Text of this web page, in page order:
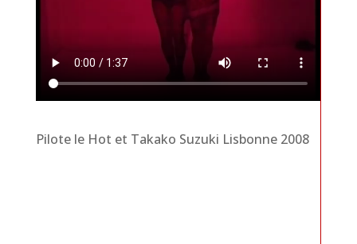
Pilote le Hot et Takako Suzuki Lisbonne 2008